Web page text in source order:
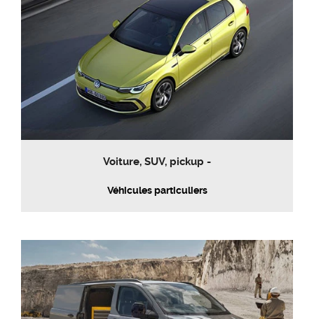
Voiture, SUV, pickup -
Véhicules particuliers